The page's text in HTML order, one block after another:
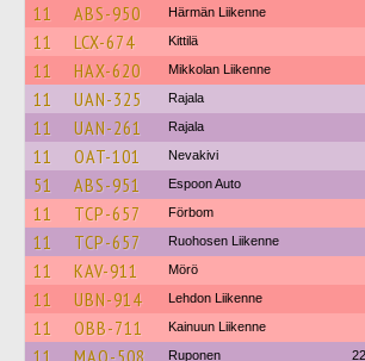
11 ABS-950 Härmän Liikenne
11 LCX-674 Kittilä
11 HAX-620 Mikkolan Liikenne
11 UAN-325 Rajala
11 UAN-261 Rajala
11 OAT-101 Nevakivi
51 ABS-951 Espoon Auto
11 TCP-657 Förbom
11 TCP-657 Ruohosen Liikenne
11 KAV-911 Mörö
11 UBN-914 Lehdon Liikenne
11 OBB-711 Kainuun Liikenne
11 MAO-508 Ruponen